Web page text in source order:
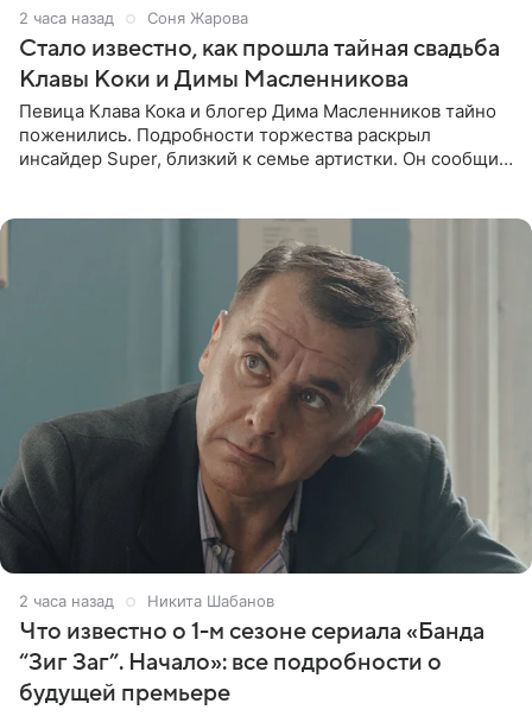
2 часа назад Соня Жарова
Стало известно, как прошла тайная свадьба
Клавы Коки и Димы Масленникова
Певица Клава Кока и блогер Дима Масленников тайно
поженились. Подробности торжества раскрыл
инсайдер Super, близкий к семье артистки. Он сообщил,
2 часа назад Никита Шабанов
Что известно о 1-м сезоне сериала «Банда
“Зиг Заг”. Начало»: все подробности о
будущей премьере